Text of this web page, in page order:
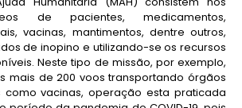
de pacientes, medicamentos,
vacinas, mantimentos, dentre outros,
de inopino e utilizando-se os recursos
Neste tipo de missão, por exemplo,
mais de 200 voos transportando órgãos
como vacinas, operação esta praticada